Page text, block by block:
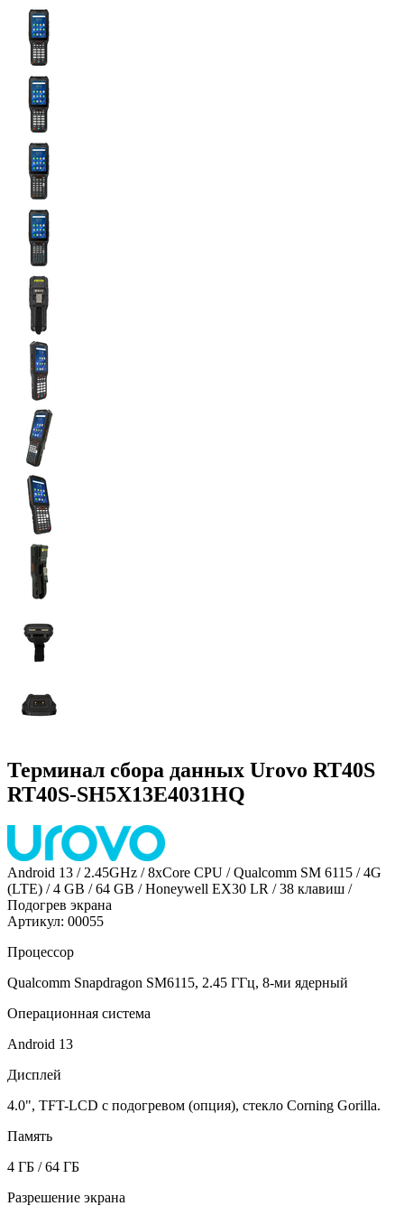
Терминал сбора данных Urovo RT40S
RT40S-SH5X13E4031HQ
Android 13 / 2.45GHz / 8xCore CPU / Qualcomm SM 6115 / 4G
(LTE) / 4 GB / 64 GB / Honeywell EX30 LR / 38 клавиш /
Подогрев экрана
Артикул: 00055
Процессор
Qualcomm Snapdragon SM6115, 2.45 ГГц, 8-ми ядерный
Операционная система
Android 13
Дисплей
4.0", TFT-LCD с подогревом (опция), стекло Corning Gorilla.
Память
4 ГБ / 64 ГБ
Разрешение экрана